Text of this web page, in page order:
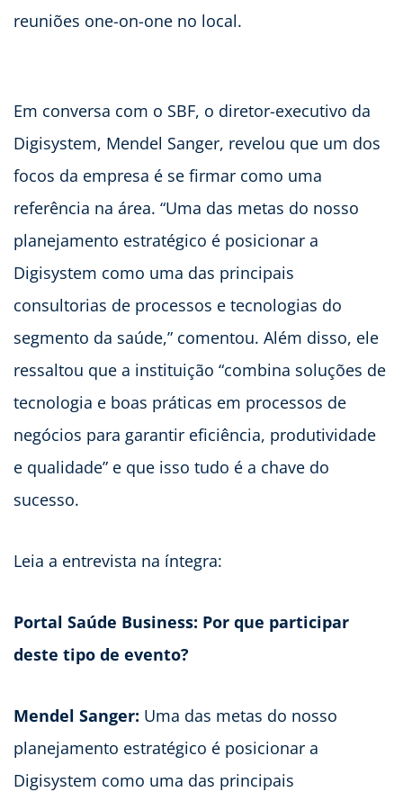
reuniões one-on-one no local.
Em conversa com o SBF, o diretor-executivo da
Digisystem, Mendel Sanger, revelou que um dos
focos da empresa é se firmar como uma
referência na área. “Uma das metas do nosso
planejamento estratégico é posicionar a
Digisystem como uma das principais
consultorias de processos e tecnologias do
segmento da saúde,” comentou. Além disso, ele
ressaltou que a instituição “combina soluções de
tecnologia e boas práticas em processos de
negócios para garantir eficiência, produtividade
e qualidade” e que isso tudo é a chave do
sucesso.
Leia a entrevista na íntegra:
Portal Saúde Business: Por que participar
deste tipo de evento?
Mendel Sanger: Uma das metas do nosso
planejamento estratégico é posicionar a
Digisystem como uma das principais